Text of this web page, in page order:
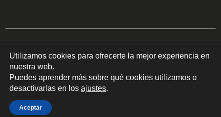
Copyright © 2022 COM-LED Todos los derechos reservados ©
Política de privacidadIUso de cookies
Utilizamos cookies para ofrecerte la mejor experiencia en
nuestra web.
Puedes aprender más sobre qué cookies utilizamos o
desactivarlas en los ajustes.
Aceptar